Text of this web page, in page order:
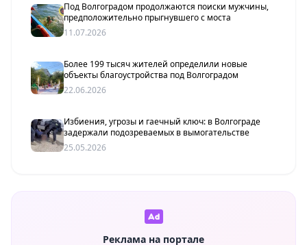
Под Волгоградом продолжаются поиски мужчины,
предположительно прыгнувшего с моста
11.07.2026
Более 199 тысяч жителей определили новые
объекты благоустройства под Волгоградом
22.06.2026
Избиения, угрозы и гаечный ключ: в Волгограде
задержали подозреваемых в вымогательстве
25.05.2026
Реклама на портале